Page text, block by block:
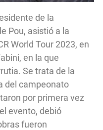
de la
Pou, asistió a la
World Tour 2023, en
en la que
Se trata de la
del campeonato
por primera vez
evento, debió
fueron